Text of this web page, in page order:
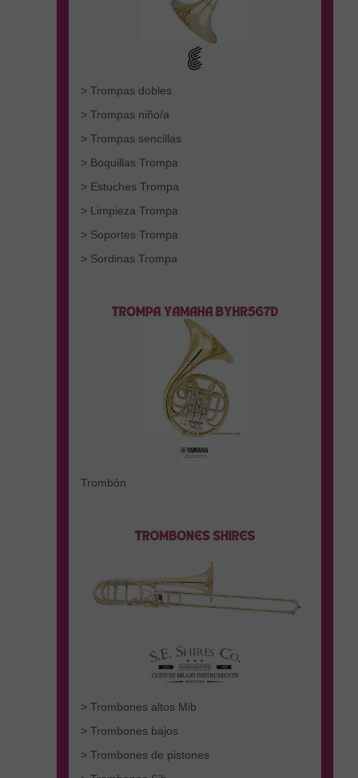
> Trompas dobles
> Trompas niño/a
> Trompas sencillas
> Boquillas Trompa
> Estuches Trompa
> Limpieza Trompa
> Soportes Trompa
> Sordinas Trompa
Trombón
> Trombones altos Mib
> Trombones bajos
> Trombones de pistones